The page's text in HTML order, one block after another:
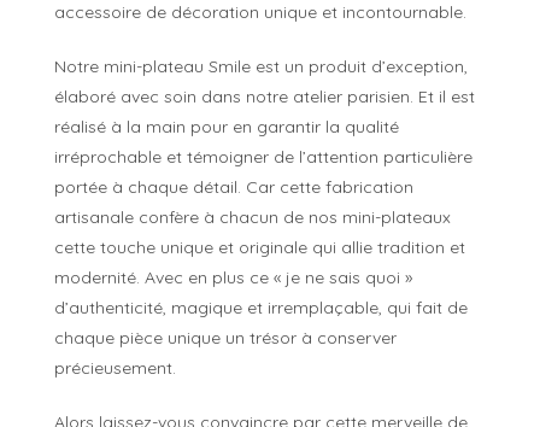
accessoire de décoration unique et incontournable.
Notre mini-plateau Smile est un produit d’exception,
élaboré avec soin dans notre atelier parisien. Et il est
réalisé à la main pour en garantir la qualité
irréprochable et témoigner de l’attention particulière
portée à chaque détail. Car cette fabrication
artisanale confère à chacun de nos mini-plateaux
cette touche unique et originale qui allie tradition et
modernité. Avec en plus ce « je ne sais quoi »
d’authenticité, magique et irremplaçable, qui fait de
chaque pièce unique un trésor à conserver
précieusement.
Alors laissez-vous convaincre par cette merveille de